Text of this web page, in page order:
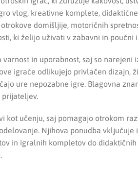
vlog, kreativne komplete,
domišljije, motoričnih
ki želijo uživati v zabavni in poučni
in uporabnost, saj so narejeni
igrače odlikujejo privlačen dizajn,
ure nepozabne igre. Blagovna
prijateljev.
kot učenju, saj pomagajo otrokom
Njihova ponudba vključuje
in igralnih kompletov do didaktičnih